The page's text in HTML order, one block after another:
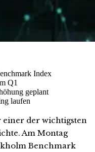
Index
Q1
geplant
laufen
einer der wichtigsten
Am Montag
Benchmark